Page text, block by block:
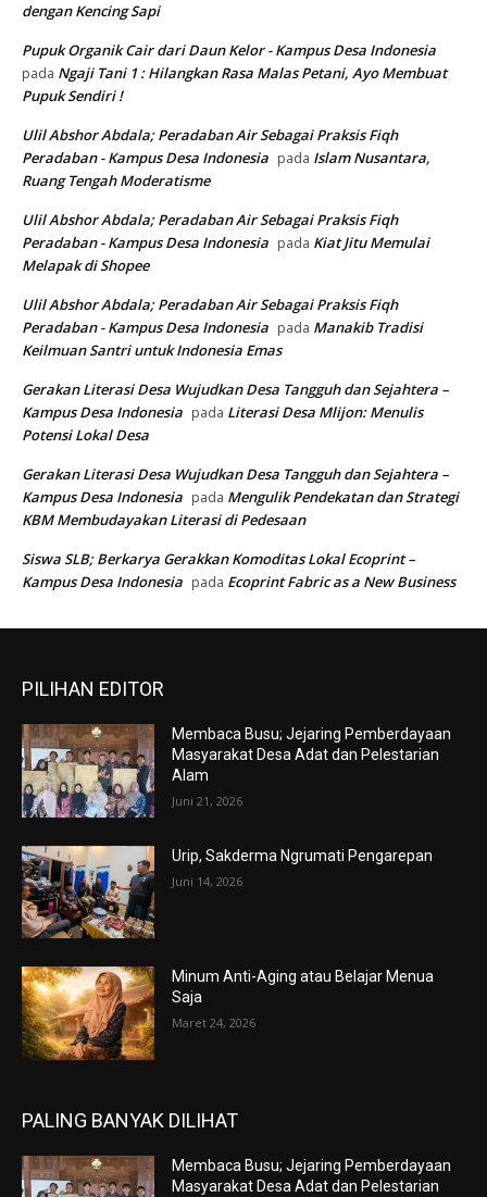
dengan Kencing Sapi
Pupuk Organik Cair dari Daun Kelor - Kampus Desa Indonesia
pada Ngaji Tani 1 : Hilangkan Rasa Malas Petani, Ayo Membuat
Pupuk Sendiri !
Ulil Abshor Abdala; Peradaban Air Sebagai Praksis Fiqh
Peradaban - Kampus Desa Indonesia pada Islam Nusantara,
Ruang Tengah Moderatisme
Ulil Abshor Abdala; Peradaban Air Sebagai Praksis Fiqh
Peradaban - Kampus Desa Indonesia pada Kiat Jitu Memulai
Melapak di Shopee
Ulil Abshor Abdala; Peradaban Air Sebagai Praksis Fiqh
Peradaban - Kampus Desa Indonesia pada Manakib Tradisi
Keilmuan Santri untuk Indonesia Emas
Gerakan Literasi Desa Wujudkan Desa Tangguh dan Sejahtera –
Kampus Desa Indonesia pada Literasi Desa Mlijon: Menulis
Potensi Lokal Desa
Gerakan Literasi Desa Wujudkan Desa Tangguh dan Sejahtera –
Kampus Desa Indonesia pada Mengulik Pendekatan dan Strategi
KBM Membudayakan Literasi di Pedesaan
Siswa SLB; Berkarya Gerakkan Komoditas Lokal Ecoprint –
Kampus Desa Indonesia pada Ecoprint Fabric as a New Business
PILIHAN EDITOR
Membaca Busu; Jejaring Pemberdayaan
Masyarakat Desa Adat dan Pelestarian
Alam
Juni 21, 2026
Urip, Sakderma Ngrumati Pengarepan
Juni 14, 2026
Minum Anti-Aging atau Belajar Menua
Saja
Maret 24, 2026
PALING BANYAK DILIHAT
Membaca Busu; Jejaring Pemberdayaan
Masyarakat Desa Adat dan Pelestarian